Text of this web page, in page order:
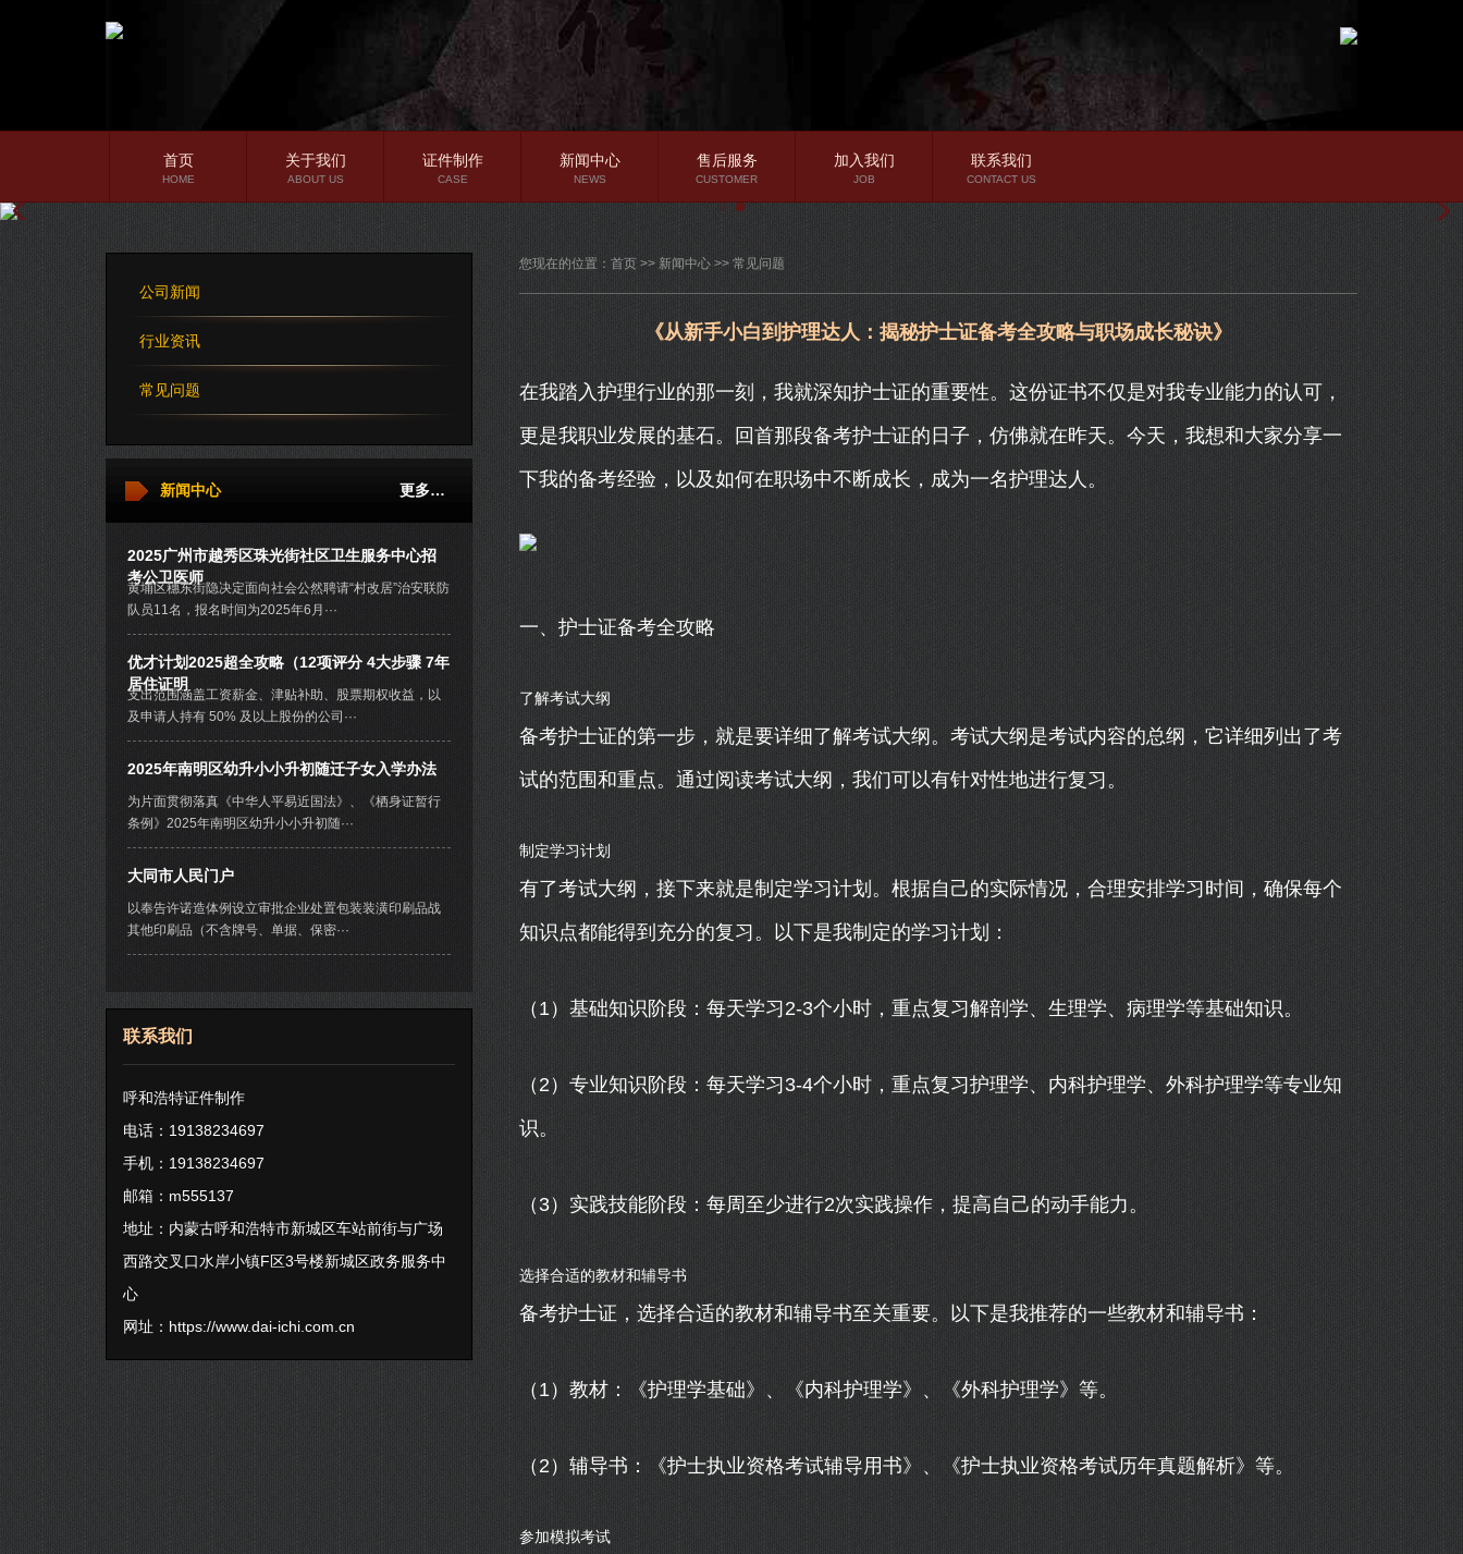
行业资讯
常见问题
首页
HOME
关于我们
ABOUT US
证件制作
CASE
新闻中心
NEWS
售后服务
CUSTOMER
加入我们
JOB
联系我们
CONTACT US
公司新闻
行业资讯
常见问题
更多…
新闻中心
2025广州市越秀区珠光街社区卫生服务中心招
考公卫医师
黄埔区穗东街隐决定面向社会公然聘请“村改居”治安联防
队员11名，报名时间为2025年6月···
优才计划2025超全攻略（12项评分 4大步骤 7年
居住证明
支出范围涵盖工资薪金、津贴补助、股票期权收益，以
及申请人持有 50% 及以上股份的公司···
2025年南明区幼升小小升初随迁子女入学办法
为片面贯彻落真《中华人平易近国法》、《栖身证暂行
条例》2025年南明区幼升小小升初随···
大同市人民门户
以奉告许诺造体例设立审批企业处置包装装潢印刷品战
其他印刷品（不含牌号、单据、保密···
联系我们
呼和浩特证件制作
电话：19138234697
手机：19138234697
邮箱：m555137
地址：内蒙古呼和浩特市新城区车站前街与广场
西路交叉口水岸小镇F区3号楼新城区政务服务中
心
网址： https://www.dai-ichi.com.cn
您现在的位置： 首页 >> 新闻中心 >> 常见问题
《从新手小白到护理达人：揭秘护士证备考全攻略与职场成长秘诀》
在我踏入护理行业的那一刻，我就深知护士证的重要性。这份证书不仅是对我专业能力的认可，
更是我职业发展的基石。回首那段备考护士证的日子，仿佛就在昨天。今天，我想和大家分享一
下我的备考经验，以及如何在职场中不断成长，成为一名护理达人。
一、护士证备考全攻略
了解考试大纲
备考护士证的第一步，就是要详细了解考试大纲。考试大纲是考试内容的总纲，它详细列出了考
试的范围和重点。通过阅读考试大纲，我们可以有针对性地进行复习。
制定学习计划
有了考试大纲，接下来就是制定学习计划。根据自己的实际情况，合理安排学习时间，确保每个
知识点都能得到充分的复习。以下是我制定的学习计划：
（1）基础知识阶段：每天学习2-3个小时，重点复习解剖学、生理学、病理学等基础知识。
（2）专业知识阶段：每天学习3-4个小时，重点复习护理学、内科护理学、外科护理学等专业知
识。
（3）实践技能阶段：每周至少进行2次实践操作，提高自己的动手能力。
选择合适的教材和辅导书
备考护士证，选择合适的教材和辅导书至关重要。以下是我推荐的一些教材和辅导书：
（1）教材：《护理学基础》、《内科护理学》、《外科护理学》等。
（2）辅导书：《护士执业资格考试辅导用书》、《护士执业资格考试历年真题解析》等。
参加模拟考试